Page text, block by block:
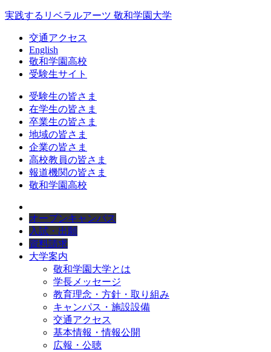
実践するリベラルアーツ 敬和学園大学
交通アクセス
English
敬和学園高校
受験生サイト
受験生の皆さま
在学生の皆さま
卒業生の皆さま
地域の皆さま
企業の皆さま
高校教員の皆さま
報道機関の皆さま
敬和学園高校
オープンキャンパス
入試・出願
資料請求
大学案内
敬和学園大学とは
学長メッセージ
教育理念・方針・取り組み
キャンパス・施設設備
交通アクセス
基本情報・情報公開
広報・公聴